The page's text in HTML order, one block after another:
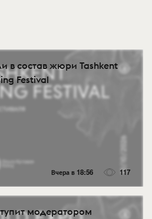
в состав жюри Tashkent
Festival
Вчера в 18:56 117
модератором